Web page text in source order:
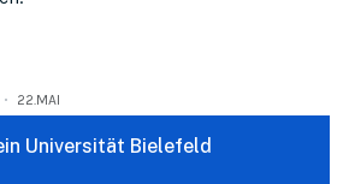
22.MAI
Universität Bielefeld